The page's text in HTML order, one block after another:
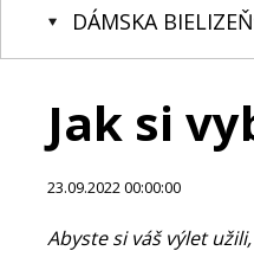
DÁMSKA BIELIZEŇ
Jak si
23.09.2022 00:00:00
Abyste si váš výlet